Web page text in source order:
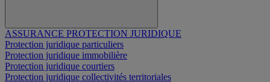
ASSURANCE PROTECTION JURIDIQUE
Protection juridique particuliers
Protection juridique immobilière
Protection juridique courtiers
Protection juridique collectivités territoriales